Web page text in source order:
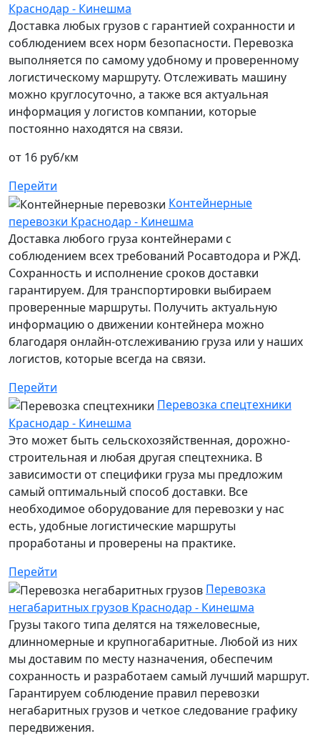
Краснодар - Кинешма
Доставка любых грузов с гарантией сохранности и
соблюдением всех норм безопасности. Перевозка
выполняется по самому удобному и проверенному
логистическому маршруту. Отслеживать машину
можно круглосуточно, а также вся актуальная
информация у логистов компании, которые
постоянно находятся на связи.
от 16 руб/км
Перейти
Контейнерные
перевозки Краснодар - Кинешма
Доставка любого груза контейнерами с
соблюдением всех требований Росавтодора и РЖД.
Сохранность и исполнение сроков доставки
гарантируем. Для транспортировки выбираем
проверенные маршруты. Получить актуальную
информацию о движении контейнера можно
благодаря онлайн-отслеживанию груза или у наших
логистов, которые всегда на связи.
Перейти
Перевозка спецтехники
Краснодар - Кинешма
Это может быть сельскохозяйственная, дорожно-
строительная и любая другая спецтехника. В
зависимости от специфики груза мы предложим
самый оптимальный способ доставки. Все
необходимое оборудование для перевозки у нас
есть, удобные логистические маршруты
проработаны и проверены на практике.
Перейти
Перевозка
негабаритных грузов Краснодар - Кинешма
Грузы такого типа делятся на тяжеловесные,
длинномерные и крупногабаритные. Любой из них
мы доставим по месту назначения, обеспечим
сохранность и разработаем самый лучший маршрут.
Гарантируем соблюдение правил перевозки
негабаритных грузов и четкое следование графику
передвижения.